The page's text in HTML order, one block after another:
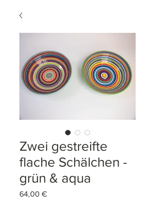
Zwei gestreifte
flache Schälchen -
grün & aqua
64,00 €Preis